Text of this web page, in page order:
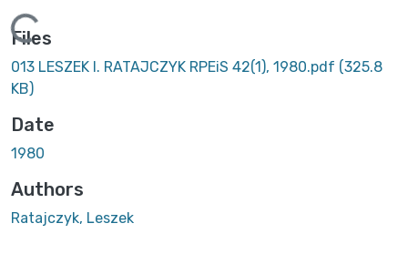
Files
013 LESZEK I. RATAJCZYK RPEiS 42(1), 1980.pdf (325.8
KB)
Date
1980
Authors
Ratajczyk, Leszek